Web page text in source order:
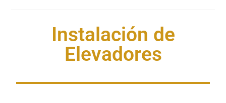
Instalación de
Elevadores